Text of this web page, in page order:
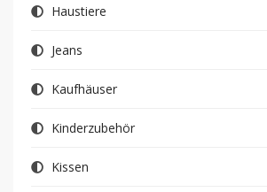
Haustiere
Jeans
Kaufhäuser
Kinderzubehör
Kissen